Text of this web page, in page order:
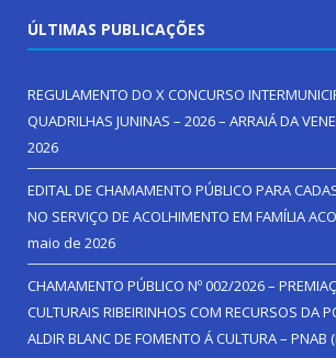
ÚLTIMAS PUBLICAÇÕES
REGULAMENTO DO X CONCURSO
QUADRILHAS JUNINAS – 2026 – ARRAIÁ DA
2026
EDITAL DE CHAMAMENTO PÚBLICO PARA
NO SERVIÇO DE ACOLHIMENTO EM FAMÍLIA
maio de 2026
CHAMAMENTO PÚBLICO Nº 002/2026 –
CULTURAIS RIBEIRINHOS COM RECURSOS DA
ALDIR BLANC DE FOMENTO Á CULTURA – PNAB